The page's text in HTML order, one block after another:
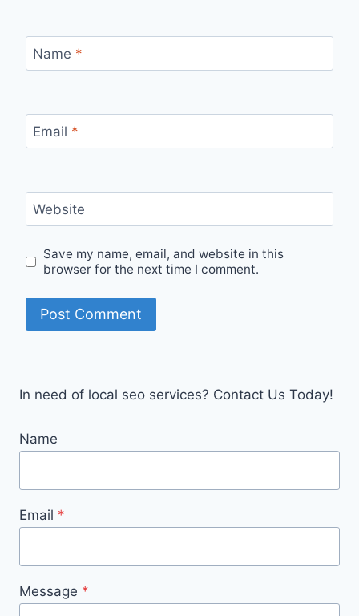
Name *
Email *
Website
Save my name, email, and website in this
browser for the next time I comment.
In need of local seo services? Contact Us Today!
Name
Email *
Message *